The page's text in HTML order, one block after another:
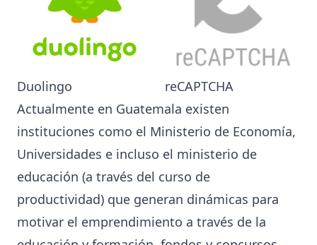
Duolingo
reCAPTCHA
Actualmente en Guatemala existen
instituciones como el Ministerio de Economía,
Universidades e incluso el ministerio de
educación (a través del curso de
productividad) que generan dinámicas para
motivar el emprendimiento a través de la